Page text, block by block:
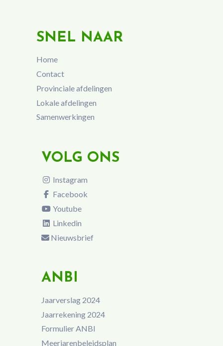
SNEL NAAR
Home
Contact
Provinciale afdelingen
Lokale afdelingen
Samenwerkingen
VOLG ONS
Instagram
Facebook
Youtube
Linkedin
Nieuwsbrief
ANBI
Jaarverslag 2024
Jaarrekening 2024
Formulier ANBI
Meerjarenbeleidsplan